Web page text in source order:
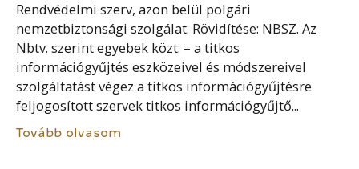
Rendvédelmi szerv, azon belül polgári
nemzetbiztonsági szolgálat. Rövidítése: NBSZ. Az
Nbtv. szerint egyebek közt: – a titkos
információgyűjtés eszközeivel és módszereivel
szolgáltatást végez a titkos információgyűjtésre
feljogosított szervek titkos információgyűjtő...
Tovább olvasom